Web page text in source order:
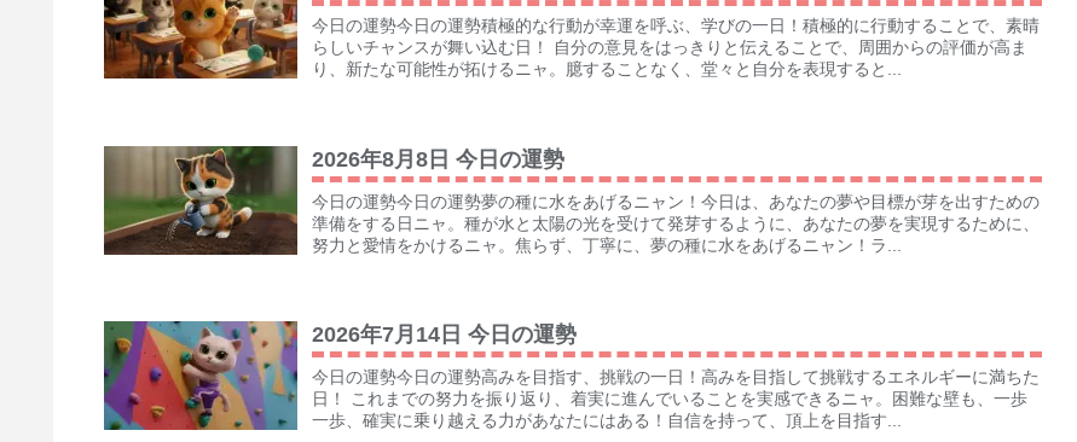
今日の運勢今日の運勢積極的な行動が幸運を呼ぶ、学びの一日！積極的に行動することで、素晴
らしいチャンスが舞い込む日！ 自分の意見をはっきりと伝えることで、周囲からの評価が高ま
り、新たな可能性が拓けるニャ。臆することなく、堂々と自分を表現すると...
2026年8月8日 今日の運勢
今日の運勢今日の運勢夢の種に水をあげるニャン！今日は、あなたの夢や目標が芽を出すための
準備をする日ニャ。種が水と太陽の光を受けて発芽するように、あなたの夢を実現するために、
努力と愛情をかけるニャ。焦らず、丁寧に、夢の種に水をあげるニャン！ラ...
2026年7月14日 今日の運勢
今日の運勢今日の運勢高みを目指す、挑戦の一日！高みを目指して挑戦するエネルギーに満ちた
日！ これまでの努力を振り返り、着実に進んでいることを実感できるニャ。困難な壁も、一歩
一歩、確実に乗り越える力があなたにはある！自信を持って、頂上を目指す...